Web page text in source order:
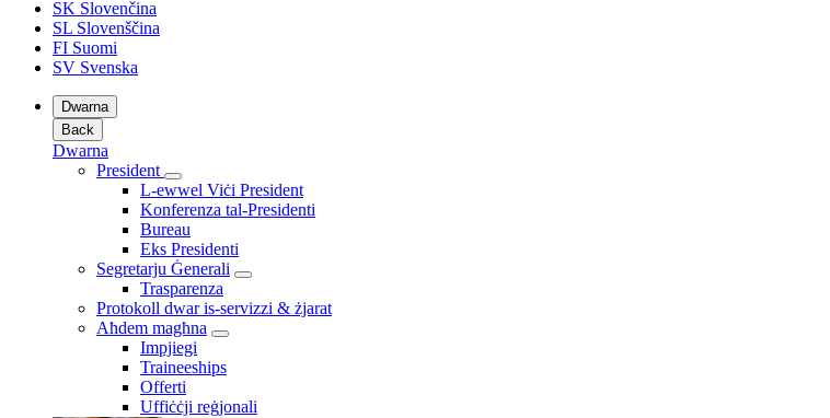
SK Slovenčina
SL Slovenščina
FI Suomi
SV Svenska
Dwarna
Back
Dwarna
President
L-ewwel Viċi President
Konferenza tal-Presidenti
Bureau
Eks Presidenti
Segretarju Ġenerali
Trasparenza
Protokoll dwar is-servizzi & żjarat
Aħdem magħna
Impjiegi
Traineeships
Offerti
Uffiċċji reġjonali